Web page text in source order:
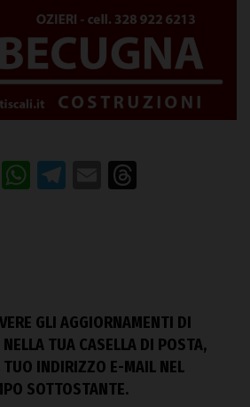
Facebook
WhatsApp
Telegram
Email
GLI AGGIORNAMENTI DI
TUA CASELLA DI POSTA,
TUO INDIRIZZO E-MAIL NEL
SOTTOSTANTE.